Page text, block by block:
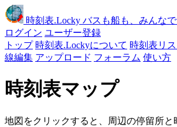
時刻表.Locky バスも船も、みんな
ログイン ユーザー登録
トップ 時刻表.Lockyについて 時刻表リス
線編集 アップロード フォーラム 使い方
時刻表マップ
地図をクリックすると、周辺の停留所と